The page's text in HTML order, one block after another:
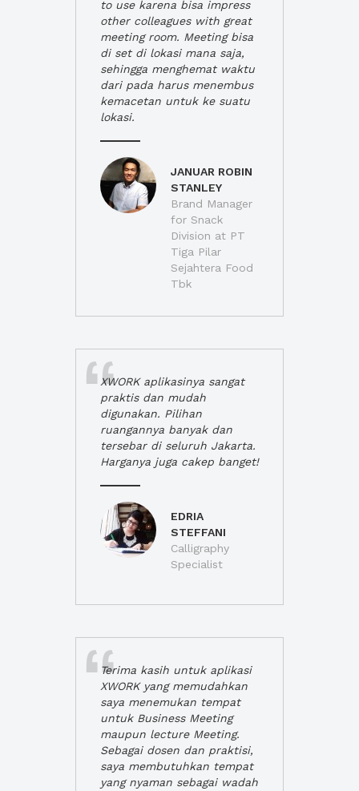
to use karena bisa impress
other colleagues with great
meeting room. Meeting bisa
di set di lokasi mana saja,
sehingga menghemat waktu
dari pada harus menembus
kemacetan untuk ke suatu
lokasi.
JANUAR ROBIN
STANLEY
Brand Manager
for Snack
Division at PT
Tiga Pilar
Sejahtera Food
Tbk
XWORK aplikasinya sangat
praktis dan mudah
digunakan. Pilihan
ruangannya banyak dan
tersebar di seluruh Jakarta.
Harganya juga cakep banget!
EDRIA
STEFFANI
Calligraphy
Specialist
Terima kasih untuk aplikasi
XWORK yang memudahkan
saya menemukan tempat
untuk Business Meeting
maupun lecture Meeting.
Sebagai dosen dan praktisi,
saya membutuhkan tempat
yang nyaman sebagai wadah